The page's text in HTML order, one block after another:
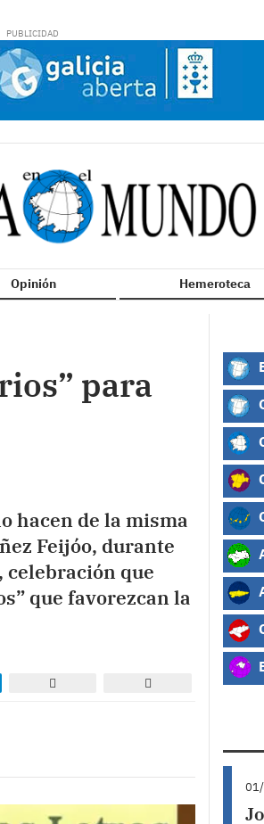
Opinión Hemeroteca
para
hacen de la misma
Feijóo, durante
celebración que
que favorezcan la